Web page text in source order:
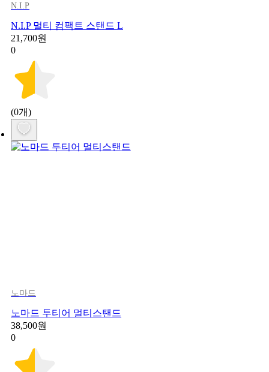
N.I.P
N.I.P 멀티 컴팩트 스탠드 L
21,700원
0
(0개)
노마드
노마드 투티어 멀티스탠드
38,500원
0